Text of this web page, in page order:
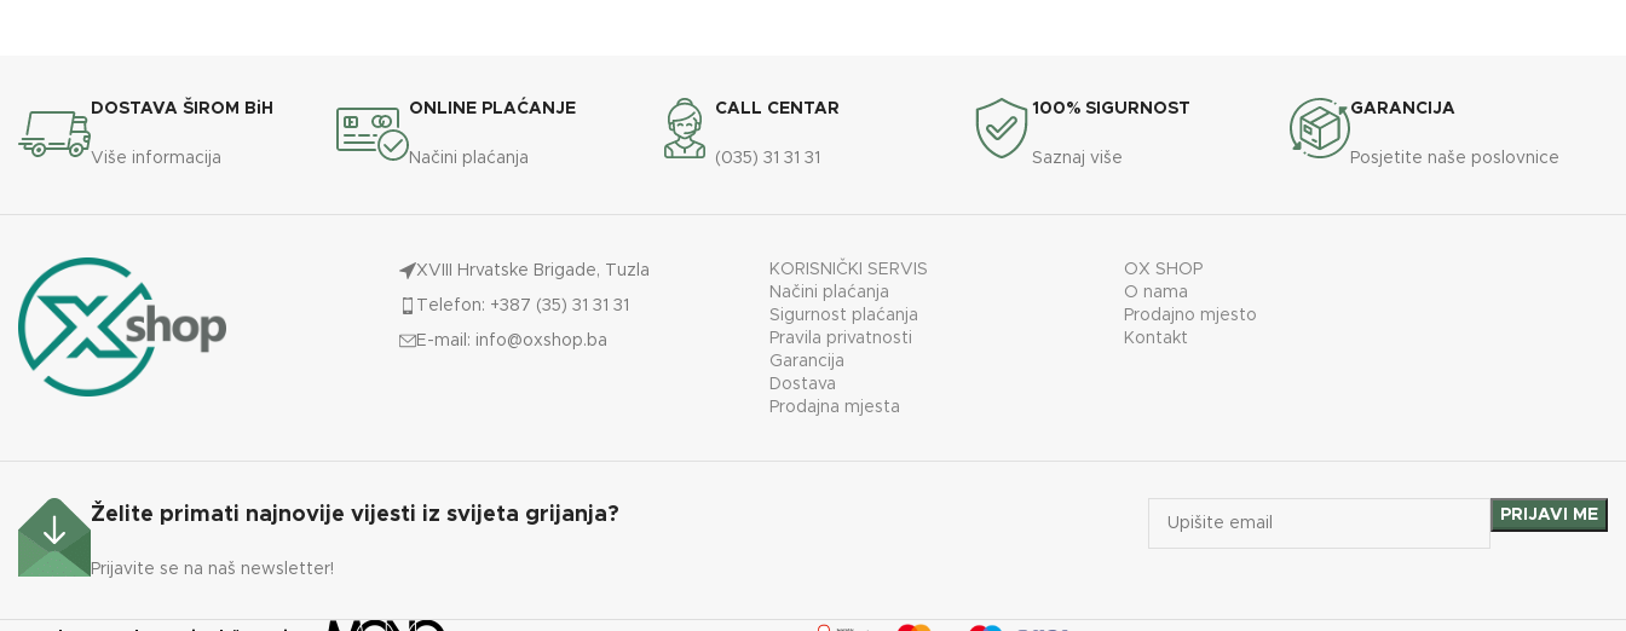
drveni ugalj, briket
DOSTAVA ŠIROM BiH
Više informacija
ONLINE PLAĆANJE
Načini plaćanja
CALL CENTAR
(035) 31 31 31
100% SIGURNOST
Saznaj više
GARANCIJA
Posjetite naše poslovnice
XVIII Hrvatske Brigade, Tuzla
Telefon: +387 (35) 31 31 31
E-mail: info@oxshop.ba
KORISNIČKI SERVIS
Načini plaćanja
Sigurnost plaćanja
Pravila privatnosti
Garancija
Dostava
Prodajna mjesta
OX SHOP
O nama
Prodajno mjesto
Kontakt
Želite primati najnovije vijesti iz svijeta grijanja?
Prijavite se na naš newsletter!